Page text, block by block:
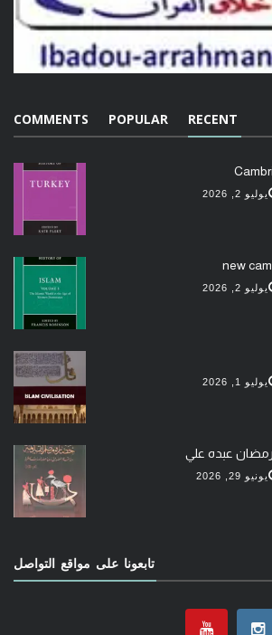
RECENT
POPULAR
COMMENTS
يوليو 2, 2026
new
يوليو 2, 2026
يوليو 1, 2026
عبده علي
يونيو 29, 2026
تابعونا على مواقع التواصل